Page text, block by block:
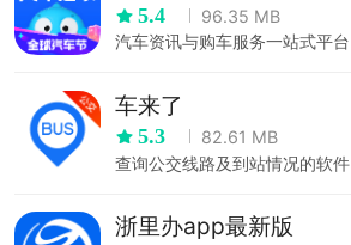
5.4
96.35 MB
汽车资讯与购车服务一站式平台
车来了
5.3
82.61 MB
查询公交线路及到站情况的软件
浙里办app最新版